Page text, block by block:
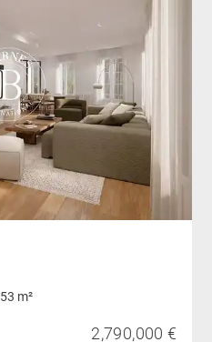
m²
2,790,000 €